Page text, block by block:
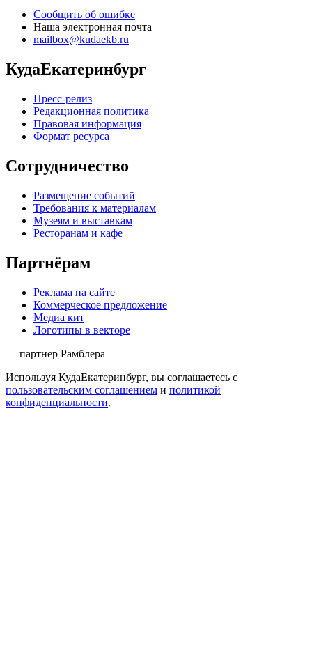
Сообщить об ошибке
Наша электронная почта
mailbox@kudaekb.ru
КудаЕкатеринбург
Пресс-релиз
Редакционная политика
Правовая информация
Формат ресурса
Сотрудничество
Размещение событий
Требования к материалам
Музеям и выставкам
Ресторанам и кафе
Партнёрам
Реклама на сайте
Коммерческое предложение
Медиа кит
Логотипы в векторе
— партнер Рамблера
Используя КудаЕкатеринбург, вы соглашаетесь с
пользовательским соглашением и политикой
конфиденциальности.